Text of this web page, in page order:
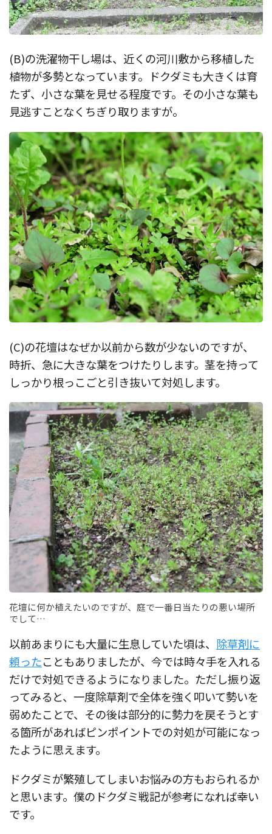
(B)の洗濯物干し場は、近くの河川敷から移植した
植物が多勢となっています。ドクダミも大きくは育
たず、小さな葉を見せる程度です。その小さな葉も
見逃すことなくちぎり取りますが。
(C)の花壇はなぜか以前から数が少ないのですが、
時折、急に大きな葉をつけたりします。茎を持って
しっかり根っこごと引き抜いて対処します。
花壇に何か植えたいのですが、庭で一番日当たりの悪い場所
でして…
以前あまりにも大量に生息していた頃は、 除草剤に
頼ったこともありましたが、今では時々手を入れる
だけで対処できるようになりました。ただし振り返
ってみると、一度除草剤で全体を強く叩いて勢いを
弱めたことで、その後は部分的に勢力を戻そうとす
る箇所があればピンポイントでの対処が可能になっ
たように思えます。
ドクダミが繁殖してしまいお悩みの方もおられるか
と思います。僕のドクダミ戦記が参考になれば幸い
です。